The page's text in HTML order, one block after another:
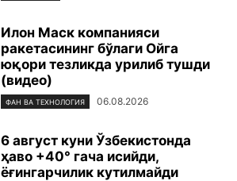
Илон Маск компанияси
ракетасининг бўлаги Ойга
юқори тезликда урилиб тушди
(видео)
ФАН ВА ТЕХНОЛОГИЯ 06.08.2026
6 август куни Ўзбекистонда
ҳаво +40° гача исийди,
ёғингарчилик кутилмайди